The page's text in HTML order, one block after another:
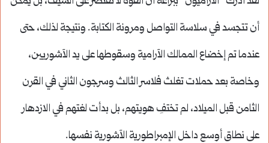
أن تتجسد في سلاسة التواصل ومرونة الكتابة. ونتيجة لذلك، حتى
عندما تم إخضاع الممالك الآرامية وسقوطها على يد الآشوريين،
وخاصة بعد حملات تغلث فلاسر الثالث وسرجون الثاني في القرن
الثامن قبل الميلاد، لم تختفِ هويتهم، بل بدأت لغتهم في الازدهار
على نطاق أوسع داخل الإمبراطورية الآشورية نفسها.